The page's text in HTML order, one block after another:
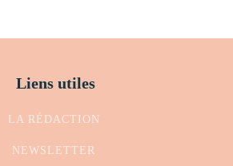
Liens utiles
LA RÉDACTION
NEWSLETTER